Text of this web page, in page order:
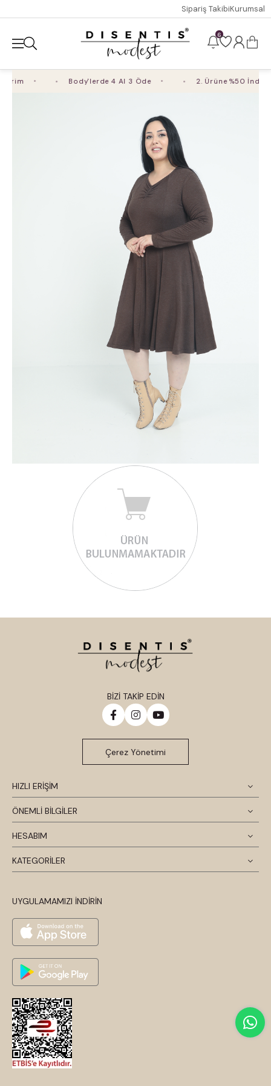
Sipariş TakibiKurumsal
6
Body'lerde 4 Al 3 Öde 2. Ürüne %50 İndirim
HIZLI ERİŞİM
ÖNEMLİ BİLGİLER
HESABIM
KATEGORİLER
UYGULAMAMIZI İNDİRİN
BİZİ TAKİP EDİN
Çerez Yönetimi